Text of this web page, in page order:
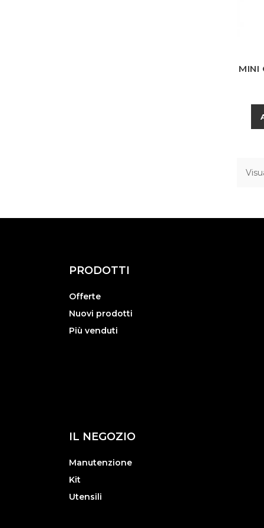
MINI
PRODOTTI
Offerte
Nuovi prodotti
Più venduti
IL NEGOZIO
Manutenzione
Kit
Utensili